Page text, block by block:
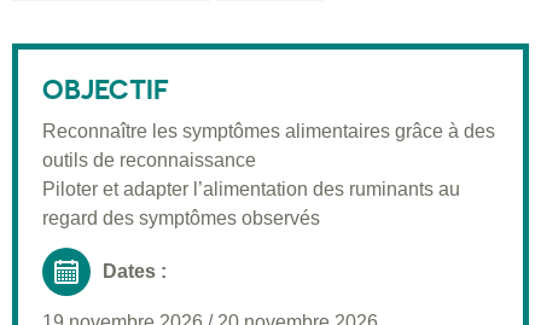
Moyens pédagogiques
Informations pratiques
Inscription
OBJECTIF
Reconnaître les symptômes alimentaires grâce à des
outils de reconnaissance
Piloter et adapter l’alimentation des ruminants au
regard des symptômes observés
Dates :